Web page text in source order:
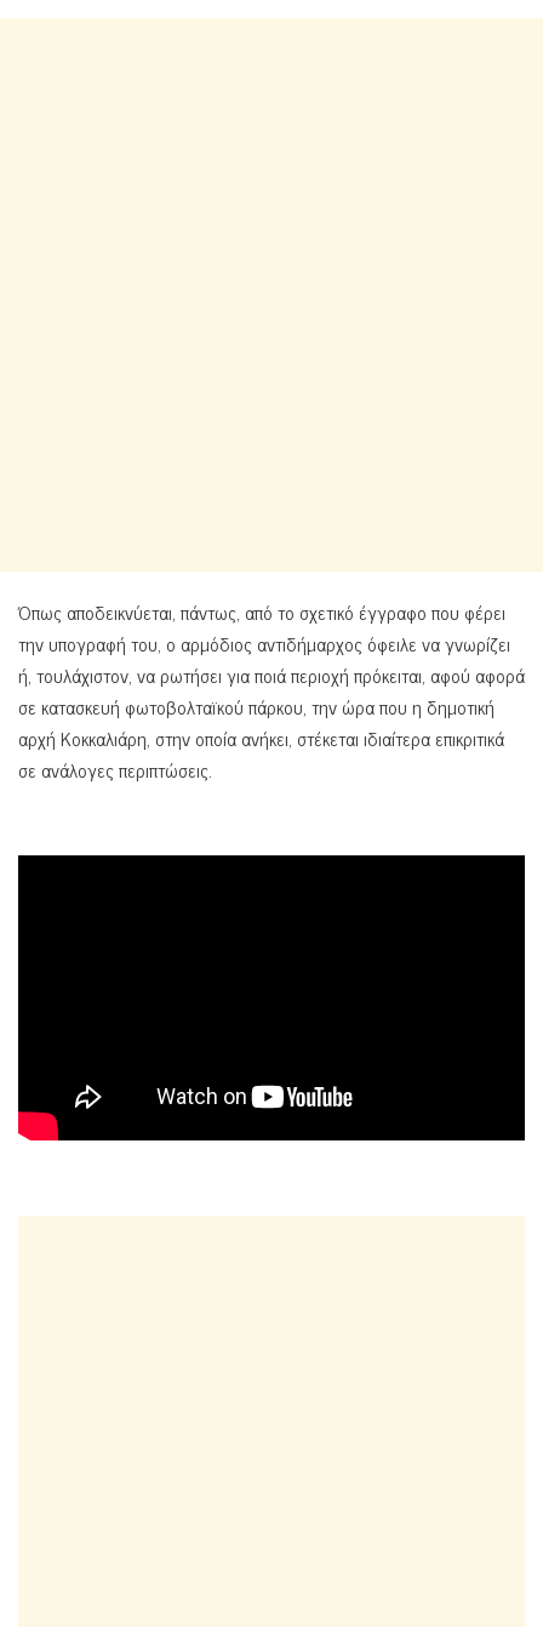
Όπως αποδεικνύεται, πάντως, από το σχετικό έγγραφο που φέρει
την υπογραφή του, ο αρμόδιος αντιδήμαρχος όφειλε να γνωρίζει
ή, τουλάχιστον, να ρωτήσει για ποιά περιοχή πρόκειται, αφού αφορά
σε κατασκευή φωτοβολταϊκού πάρκου, την ώρα που η δημοτική
αρχή Κοκκαλιάρη, στην οποία ανήκει, στέκεται ιδιαίτερα επικριτικά
σε ανάλογες περιπτώσεις.